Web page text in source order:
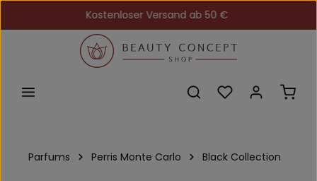
Zum Hauptinhalt springenKostenloser Versand ab 50 €
Du hast 0
Parfums Perris Monte Carlo Black Collection